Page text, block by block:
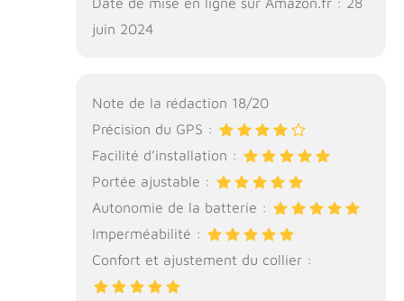
juin 2024
Note de la rédaction 18/20
Précision du GPS :
Facilité d’installation :
Portée ajustable :
Autonomie de la batterie :
Imperméabilité :
Confort et ajustement du collier :